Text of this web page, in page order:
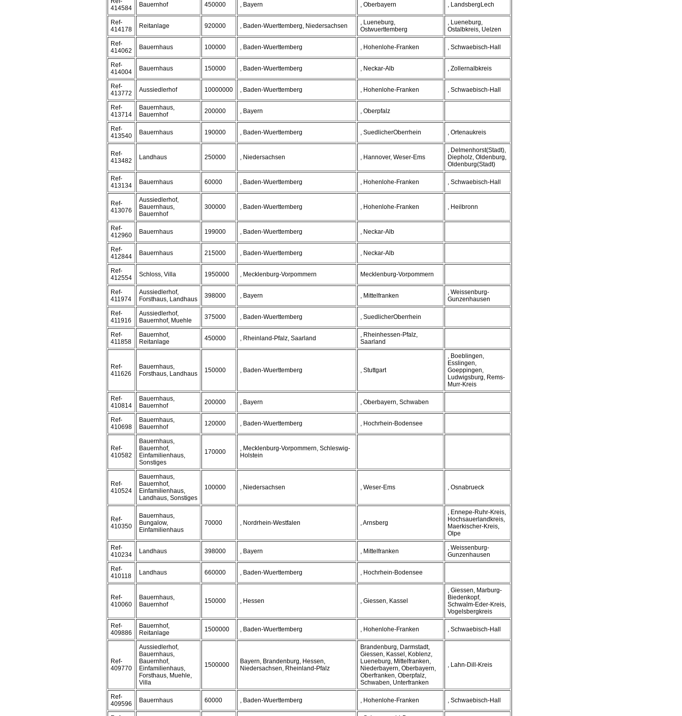
414584
Bauernhof 450000 , Bayern , Oberbayern , LandsbergLech
Ref-
414178
Reitanlage 920000 , Baden-Wuerttemberg, Niedersachsen
, Lueneburg,
Ostwuerttemberg
, Lueneburg,
Ostalbkreis, Uelzen
Ref-
414062
Bauernhaus 100000 , Baden-Wuerttemberg , Hohenlohe-Franken , Schwaebisch-Hall
Ref-
414004
Bauernhaus 150000 , Baden-Wuerttemberg , Neckar-Alb , Zollernalbkreis
Ref-
413772
Aussiedlerhof 10000000 , Baden-Wuerttemberg , Hohenlohe-Franken , Schwaebisch-Hall
Ref-
413714
Bauernhaus,
Bauernhof
200000 , Bayern , Oberpfalz
Ref-
413540
Bauernhaus 190000 , Baden-Wuerttemberg , SuedlicherOberrhein , Ortenaukreis
Ref-
413482
Landhaus 250000 , Niedersachsen , Hannover, Weser-Ems
, Delmenhorst(Stadt),
Diepholz, Oldenburg,
Oldenburg(Stadt)
Ref-
413134
Bauernhaus 60000 , Baden-Wuerttemberg , Hohenlohe-Franken , Schwaebisch-Hall
Ref-
413076
Aussiedlerhof,
Bauernhaus,
Bauernhof
300000 , Baden-Wuerttemberg , Hohenlohe-Franken , Heilbronn
Ref-
412960
Bauernhaus 199000 , Baden-Wuerttemberg , Neckar-Alb
Ref-
412844
Bauernhaus 215000 , Baden-Wuerttemberg , Neckar-Alb
Ref-
412554
Schloss, Villa 1950000 , Mecklenburg-Vorpommern Mecklenburg-Vorpommern
Ref-
411974
Aussiedlerhof,
Forsthaus, Landhaus
398000 , Bayern , Mittelfranken
, Weissenburg-
Gunzenhausen
Ref-
411916
Aussiedlerhof,
Bauernhof, Muehle
375000 , Baden-Wuerttemberg , SuedlicherOberrhein
Ref-
411858
Bauernhof,
Reitanlage
450000 , Rheinland-Pfalz, Saarland
, Rheinhessen-Pfalz,
Saarland
Ref-
411626
Bauernhaus,
Forsthaus, Landhaus
150000 , Baden-Wuerttemberg , Stuttgart
, Boeblingen,
Esslingen,
Goeppingen,
Ludwigsburg, Rems-
Murr-Kreis
Ref-
410814
Bauernhaus,
Bauernhof
200000 , Bayern , Oberbayern, Schwaben
Ref-
410698
Bauernhaus,
Bauernhof
120000 , Baden-Wuerttemberg , Hochrhein-Bodensee
Ref-
410582
Bauernhaus,
Bauernhof,
Einfamilienhaus,
Sonstiges
170000
, Mecklenburg-Vorpommern, Schleswig-
Holstein
Ref-
410524
Bauernhaus,
Bauernhof,
Einfamilienhaus,
Landhaus, Sonstiges
100000 , Niedersachsen , Weser-Ems , Osnabrueck
Ref-
410350
Bauernhaus,
Bungalow,
Einfamilienhaus
70000 , Nordrhein-Westfalen , Arnsberg
, Ennepe-Ruhr-Kreis,
Hochsauerlandkreis,
Maerkischer-Kreis,
Olpe
Ref-
410234
Landhaus 398000 , Bayern , Mittelfranken
, Weissenburg-
Gunzenhausen
Ref-
410118
Landhaus 660000 , Baden-Wuerttemberg , Hochrhein-Bodensee
Ref-
410060
Bauernhaus,
Bauernhof
150000 , Hessen , Giessen, Kassel
, Giessen, Marburg-
Biedenkopf,
Schwalm-Eder-Kreis,
Vogelsbergkreis
Ref-
409886
Bauernhof,
Reitanlage
1500000 , Baden-Wuerttemberg , Hohenlohe-Franken , Schwaebisch-Hall
Ref-
409770
Aussiedlerhof,
Bauernhaus,
Bauernhof,
Einfamilienhaus,
Forsthaus, Muehle,
Villa
1500000
Bayern, Brandenburg, Hessen,
Niedersachsen, Rheinland-Pfalz
Brandenburg, Darmstadt,
Giessen, Kassel, Koblenz,
Lueneburg, Mittelfranken,
Niederbayern, Oberbayern,
Oberfranken, Oberpfalz,
Schwaben, Unterfranken
, Lahn-Dill-Kreis
Ref-
409596
Bauernhaus 60000 , Baden-Wuerttemberg , Hohenlohe-Franken , Schwaebisch-Hall